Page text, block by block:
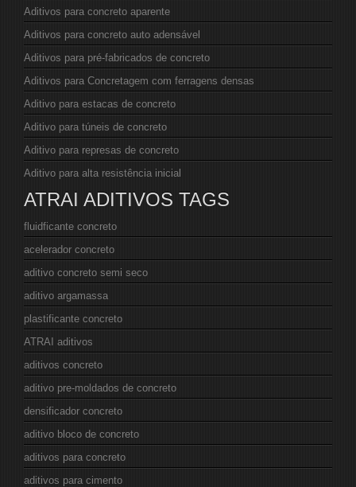
Aditivos para concreto aparente
Aditivos para concreto auto adensável
Aditivos para pré-fabricados de concreto
Aditivos para Concretagem com ferragens densas
Aditivo para estacas de concreto
Aditivo para túneis de concreto
Aditivo para represas de concreto
Aditivo para alta resistência inicial
ATRAI ADITIVOS TAGS
fluidficante concreto
acelerador concreto
aditivo concreto semi seco
aditivo argamassa
plastificante concreto
ATRAI aditivos
aditivos concreto
aditivo pre-moldados de concreto
densificador concreto
aditivo bloco de concreto
aditivos para concreto
aditivos para cimento